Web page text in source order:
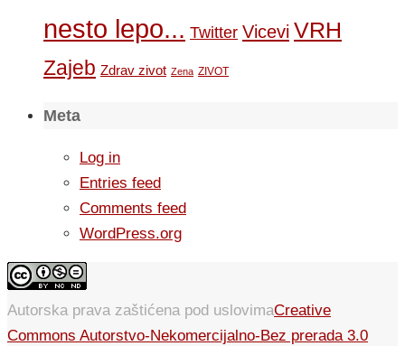
nesto lepo... Twitter Vicevi VRH
Zajeb Zdrav zivot Zena ZIVOT
Meta
Log in
Entries feed
Comments feed
WordPress.org
Autorska prava zaštićena pod uslovimaCreative
Commons Autorstvo-Nekomercijalno-Bez prerada 3.0